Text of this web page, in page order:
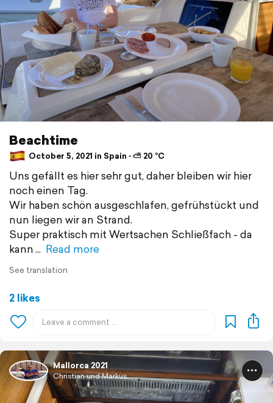
Beachtime
October 5, 2021 in Spain ⋅ ⛅ 20 °C
Uns gefällt es hier sehr gut, daher bleiben wir hier
noch einen Tag.
Wir haben schön ausgeschlafen, gefrühstückt und
nun liegen wir an Strand.
Super praktisch mit Wertsachen Schließfach - da
kann
Read more
See translation
2 likes
Mallorca 2021
Christian und Markus